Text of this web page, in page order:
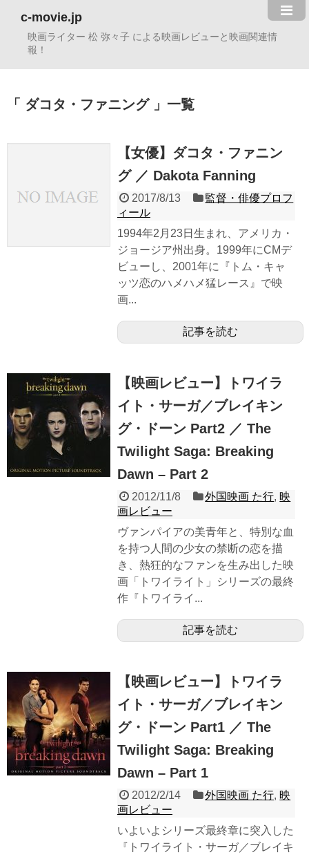
c-movie.jp
映画ライター 松 弥々子 による映画レビューと映画関連情
報！
ダコタ・ファニング 一覧
【女優】ダコタ・ファニン
グ ／ Dakota Fanning
2017/8/13
監督・俳優プロフ
ィール
1994年2月23日生まれ、アメリカ・
ジョージア州出身。1999年にCMデ
ビューし、2001年に『トム・キャ
ッツ恋のハメハメ猛レース』で映
画...
記事を読む
【映画レビュー】トワイラ
イト・サーガ／ブレイキン
グ・ドーン Part2 ／ The
Twilight Saga: Breaking
Dawn – Part 2
2012/11/8 外国映画 た行, 映
画レビュー
ヴァンパイアの美青年と、特別な血
を持つ人間の少女の禁断の恋を描
き、熱狂的なファンを生み出した映
画「トワイライト」シリーズの最終
作『トワイライ...
記事を読む
【映画レビュー】トワイラ
イト・サーガ／ブレイキン
グ・ドーン Part1 ／ The
Twilight Saga: Breaking
Dawn – Part 1
2012/2/14 外国映画 た行, 映
画レビュー
いよいよシリーズ最終章に突入した
『トワイライト・サーガ／ブレイキ